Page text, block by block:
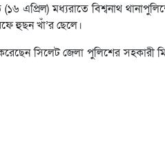
এপ্রিল) মধ্যরাতে বিশ্বনাথ
হুছন খাঁ’র ছেলে।
সিলেট জেলা পুলিশের সহকারী